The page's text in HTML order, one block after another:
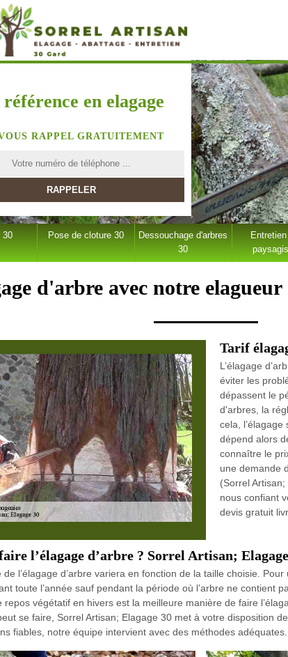
en elagage
RAPPEL GRATUITEMENT
30 Pose de cloture 30
Dessouchage d'arbres
30
d'arbre avec notre elagueur
Tarif
L’élagage
éviter les
dépassent le
d'arbres, la
cela, l’élagage
dépend alors
connaître le
une demande
(Sorrel
nous confiant
devis gratuit
l’élagage d’arbre ? Sorrel Artisan;
de l’élagage d’arbre variera en fonction de la taille choisie.
toute l’année sauf pendant la période où l’arbre ne contient
repos végétatif en hivers est la meilleure manière de faire
se faire, Sorrel Artisan; Elagage 30 met à votre disposition
fiables, notre équipe intervient avec des méthodes adéquates.